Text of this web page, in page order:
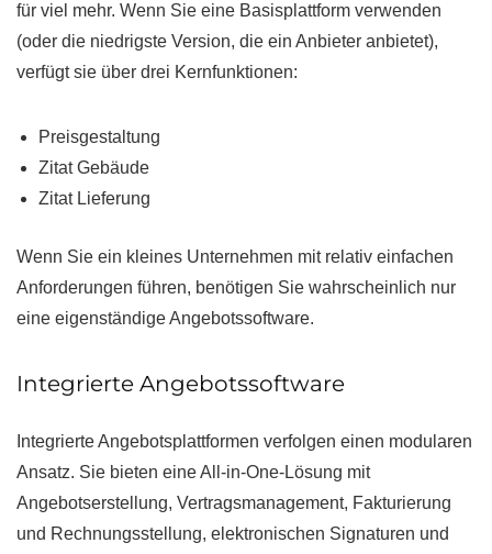
für viel mehr. Wenn Sie eine Basisplattform verwenden
(oder die niedrigste Version, die ein Anbieter anbietet),
verfügt sie über drei Kernfunktionen:
Preisgestaltung
Zitat Gebäude
Zitat Lieferung
Wenn Sie ein kleines Unternehmen mit relativ einfachen
Anforderungen führen, benötigen Sie wahrscheinlich nur
eine eigenständige Angebotssoftware.
Integrierte Angebotssoftware
Integrierte Angebotsplattformen verfolgen einen modularen
Ansatz. Sie bieten eine All-in-One-Lösung mit
Angebotserstellung, Vertragsmanagement, Fakturierung
und Rechnungsstellung, elektronischen Signaturen und